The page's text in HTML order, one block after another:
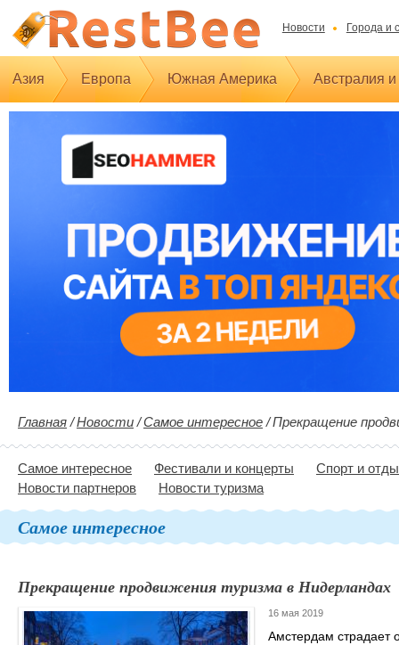
Новости Города и
Азия Европа Южная Америка Австралия
Главная /Новости /Самое интересное /Прекращение
Самое интересное Фестивали и концерты
Спорт и
Новости партнеров
Новости туризма
Самое интересное
Прекращение продвижения туризма в Нидерландах
16 мая 2019
Амстердам страдает